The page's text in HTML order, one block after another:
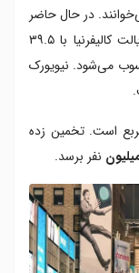
در حال حاضر
نفر است. ایالت کالیفرنیا با ۳۹.۵
می‌شود. نیویورک
هر کیلومترمربع است. تخمین زده
نفر برسد.